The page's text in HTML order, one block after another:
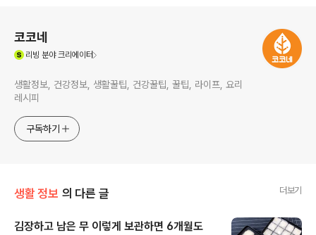
코코네
리빙 분야 크리에이터
생활정보, 건강정보, 생활꿀팁, 건강꿀팁, 꿀팁, 라이프, 요리
레시피
구독하기
생활 정보 의 다른 글 더보기
김장하고 남은 무 이렇게 보관하면 6개월도